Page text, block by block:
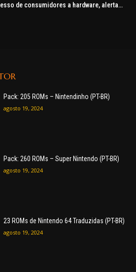
de consumidores a hardware, alerta
Pack: 205 ROMs – Nintendinho (PT-BR)
agosto 19, 2024
Pack: 260 ROMs – Super Nintendo (PT-BR)
agosto 19, 2024
23 ROMs de Nintendo 64 Traduzidas (PT-BR)
agosto 19, 2024